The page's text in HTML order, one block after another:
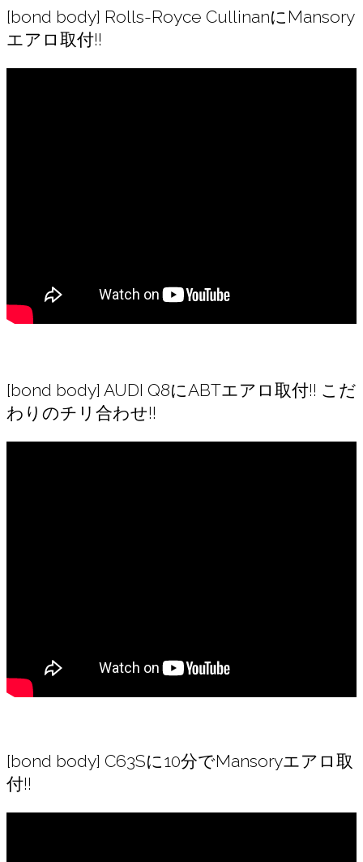
[bond body] Rolls-Royce CullinanにMansory
エアロ取付!!
[bond body] AUDI Q8にABTエアロ取付!! こだ
わりのチリ合わせ!!
[bond body] C63Sに10分でMansoryエアロ取
付!!